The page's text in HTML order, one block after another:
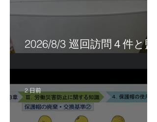
2026/8/3 巡回訪問４件と監
2 日前